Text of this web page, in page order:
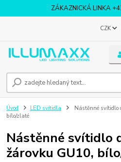
ZÁKAZNICKÁ LINKA
CZK
Úvod LED svítidla
Nástěnné svítidlo
bílo/zlaté
Nástěnné svítidlo
žárovku GU10,